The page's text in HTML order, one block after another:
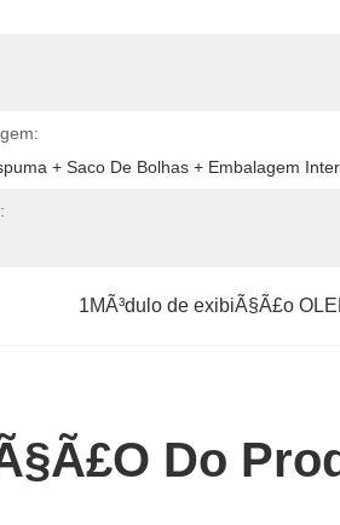
+ Saco De Bolhas + Embalagem
1MÃ³dulo de exibiÃ§Ã£o
Do